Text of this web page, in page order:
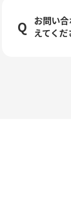
お問い
えてくだ